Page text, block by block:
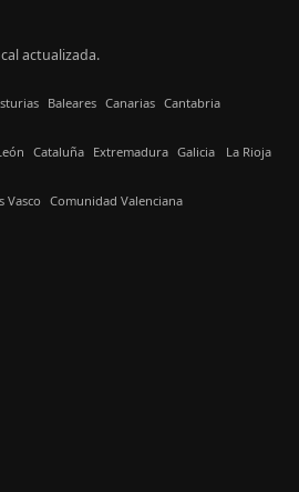
actualizada.
Baleares Canarias Cantabria
Cataluña Extremadura Galicia La Rioja
Vasco Comunidad Valenciana